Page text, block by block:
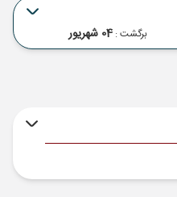
برگشت :04 شهریور